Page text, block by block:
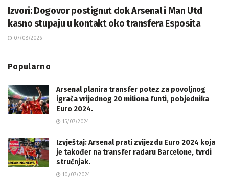
Izvori: Dogovor postignut dok Arsenal i Man Utd
kasno stupaju u kontakt oko transfera Esposita
07/08/2026
Popularno
Arsenal planira transfer potez za povoljnog
igrača vrijednog 20 miliona funti, pobjednika
Euro 2024.
15/07/2024
Izvještaj: Arsenal prati zvijezdu Euro 2024 koja
je također na transfer radaru Barcelone, tvrdi
stručnjak.
10/07/2024